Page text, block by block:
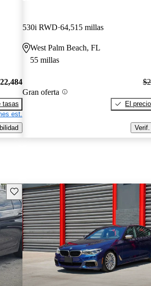
tasas
est.
530i RWD 64,515 millas
West Palm Beach, FL
55 millas
Gran oferta
El
Guarda este Aviso